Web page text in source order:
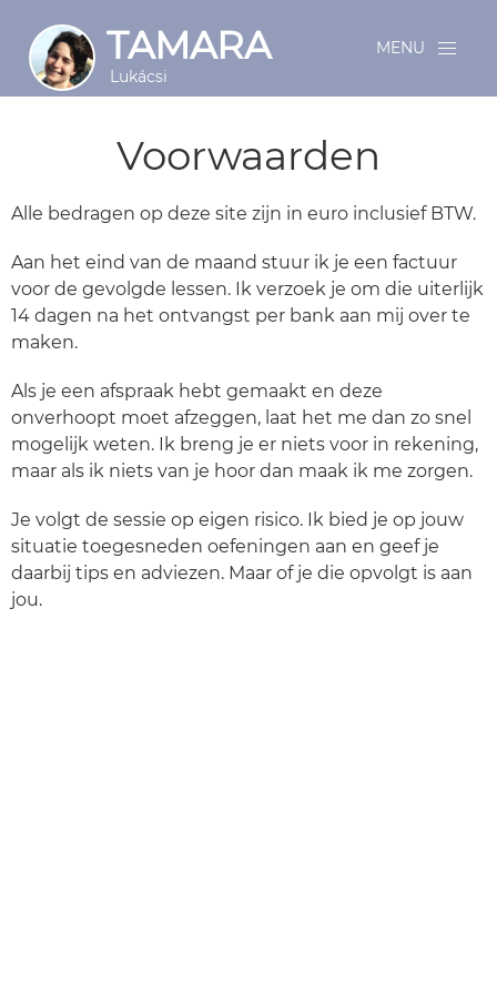
TAMARA
Lukácsi
MENU
Voorwaarden
Alle bedragen op deze site zijn in euro inclusief BTW.
Aan het eind van de maand stuur ik je een factuur
voor de gevolgde lessen. Ik verzoek je om die uiterlijk
14 dagen na het ontvangst per bank aan mij over te
maken.
Als je een afspraak hebt gemaakt en deze
onverhoopt moet afzeggen, laat het me dan zo snel
mogelijk weten. Ik breng je er niets voor in rekening,
maar als ik niets van je hoor dan maak ik me zorgen.
Je volgt de sessie op eigen risico. Ik bied je op jouw
situatie toegesneden oefeningen aan en geef je
daarbij tips en adviezen. Maar of je die opvolgt is aan
jou.